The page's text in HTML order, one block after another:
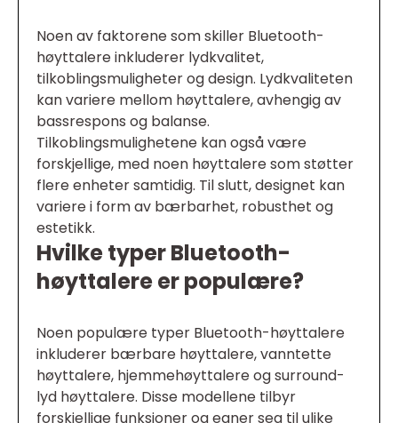
Noen av faktorene som skiller Bluetooth-
høyttalere inkluderer lydkvalitet,
tilkoblingsmuligheter og design. Lydkvaliteten
kan variere mellom høyttalere, avhengig av
bassrespons og balanse.
Tilkoblingsmulighetene kan også være
forskjellige, med noen høyttalere som støtter
flere enheter samtidig. Til slutt, designet kan
variere i form av bærbarhet, robusthet og
estetikk.
Hvilke typer Bluetooth-
høyttalere er populære?
Noen populære typer Bluetooth-høyttalere
inkluderer bærbare høyttalere, vanntette
høyttalere, hjemmehøyttalere og surround-
lyd høyttalere. Disse modellene tilbyr
forskjellige funksjoner og egner seg til ulike